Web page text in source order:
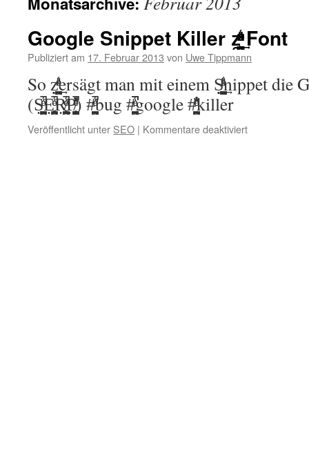
Google Snippet Killer z̯̣̖̪͕̯̣̖̪͕̯̣̖̪͕̯̣̪͕̯̎ͯͨͧ̾ͤͦ͢󠄧 Font
Publiziert am 17. Februar 2013 von Uwe Tippmann
So z̯̣̖̪͕̯̣̖̪͕̯̣̖̪͕̯̣̪͕̯̎ͯͨͧ̾ͤͦ͢󠄧ersägt man mit einem S̗̻̣̖̪͕̯̣̪͕̯̣̖̪͕̯̣̪͕̯̎ͯͨͧ̾ͤͦ͢nippet die
(Ṣ̟̖̤͕̯̖̪͕̯̤̪͕̯̾ͤͦ̚Ẹ̟̖̖̪͕̯̥̥̥̪͕̯̾ͤͦ̚Ṛ̸̟̖̖̪̫̯̥̫̪͕̯̾ͤͦ̚P̸̣̟̻̻̪̯̥̫̪̯̽̽̽̽̾ͤͦ̚) #̣̟̖̪͕̯̖̪͕̯̟̪͕̯̾ͤͦ̚bug #̣̖̪͕̯̖̪͕̯̪͕̯̾ͤͦ̚̚̚google #̣̖̪͕̯̖̪͕̯̪͕̯̐̐̐̾ͤͦkiller
Veröffentlicht unter SEO | Kommentare deaktiviertfür